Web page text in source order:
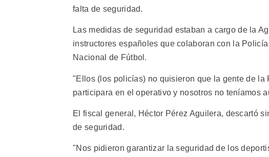
falta de seguridad.
Las medidas de seguridad estaban a cargo de la
instructores españoles que colaboran con la
Nacional de Fútbol.
"Ellos (los policías) no quisieron que la gente de
participara en el operativo y nosotros no teníamos
El fiscal general, Héctor Pérez Aguilera, descartó
de seguridad.
"Nos pidieron garantizar la seguridad de los